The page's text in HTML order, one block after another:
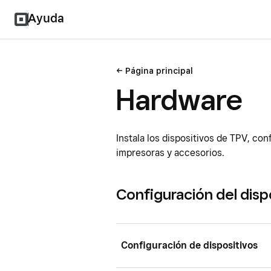
Ayuda
Página principal
Hardware
Instala los dispositivos de TPV,
impresoras y accesorios.
Configuración del
Configuración de dispositivos